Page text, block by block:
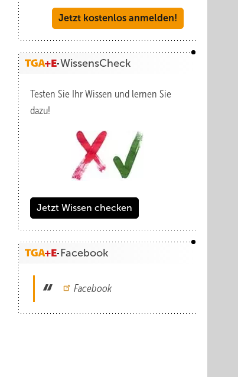
Jetzt kostenlos anmelden!
WissensCheck
Testen Sie Ihr Wissen und lernen Sie
dazu!
Jetzt Wissen checken
Facebook
Facebook